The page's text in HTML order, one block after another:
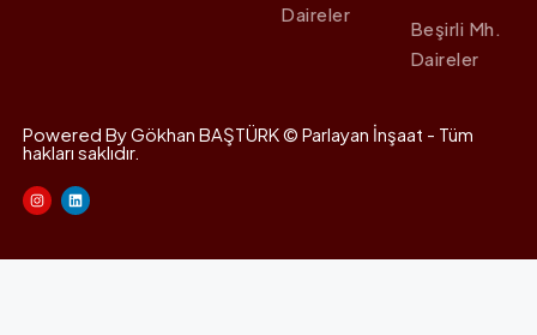
Daireler
Beşirli Mh.
Daireler
Powered By Gökhan BAŞTÜRK © Parlayan İnşaat - Tüm
hakları saklıdır.